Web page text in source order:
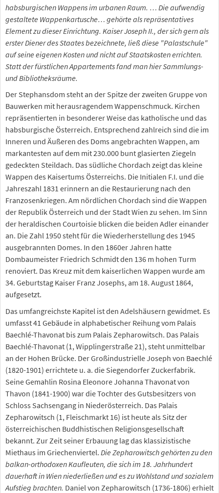
habsburgischen Wappens im urbanen Raum. … Die aufwendig
gestaltete Wappenkartusche… gehörte als repräsentatives
Element zu dieser Einrichtung. Kaiser Joseph II., der sich gern als
erster Diener des Staates bezeichnete, ließ diese "Palastschule"
auf seine eigenen Kosten und nicht auf Staatskosten errichten.
Statt der fürstlichen Appartements fand man hier Sammlungs-
und Bibliotheksräume.
Der Stephansdom steht an der Spitze der zweiten Gruppe von
Bauwerken mit herausragendem Wappenschmuck. Kirchen
repräsentierten in besonderer Weise das katholische und das
habsburgische Österreich. Entsprechend zahlreich sind die im
Inneren und Äußeren des Doms angebrachten Wappen, am
markantesten auf dem mit 230.000 bunt glasierten Ziegeln
gedeckten Steildach. Das südliche Chordach zeigt das kleine
Wappen des Kaisertums Österreichs. Die Initialen F.I. und die
Jahreszahl 1831 erinnern an die Restaurierung nach den
Franzosenkriegen. Am nördlichen Chordach sind die Wappen
der Republik Österreich und der Stadt Wien zu sehen. Im Sinn
der heraldischen Courtoisie blicken die beiden Adler einander
an. Die Zahl 1950 steht für die Wiederherstellung des 1945
ausgebrannten Domes. In den 1860er Jahren hatte
Dombaumeister Friedrich Schmidt den 136 m hohen Turm
renoviert. Das Kreuz mit dem kaiserlichen Wappen wurde am
34. Geburtstag Kaiser Franz Josephs, am 18. August 1864,
aufgesetzt.
Das umfangreichste Kapitel ist den Adelshäusern gewidmet. Es
umfasst 41 Gebäude in alphabetischer Reihung vom Palais
Baechlé-Thavonat bis zum Palais Zepharowitsch. Das Palais
Baechlé-Thavonat (1, Wipplingerstraße 21), steht unmittelbar
an der Hohen Brücke. Der Großindustrielle Joseph von Baechlé
(1820-1901) errichtete u. a. die Siegendorfer Zuckerfabrik.
Seine Gemahlin Rosina Eleonore Johanna Thavonat von
Thavon (1841-1900) war die Tochter des Gutsbesitzers von
Schloss Sachsengang in Niederösterreich. Das Palais
Zepharowitsch (1, Fleischmarkt 16) ist heute als Sitz der
österreichischen Buddhistischen Religionsgesellschaft
bekannt. Zur Zeit seiner Erbauung lag das klassizistische
Miethaus im Griechenviertel. Die Zepharowitsch gehörten zu den
balkan-orthodoxen Kaufleuten, die sich im 18. Jahrhundert
dauerhaft in Wien niederließen und es zu Wohlstand und sozialem
Aufstieg brachten. Daniel von Zepharowitsch (1736-1806) erhielt